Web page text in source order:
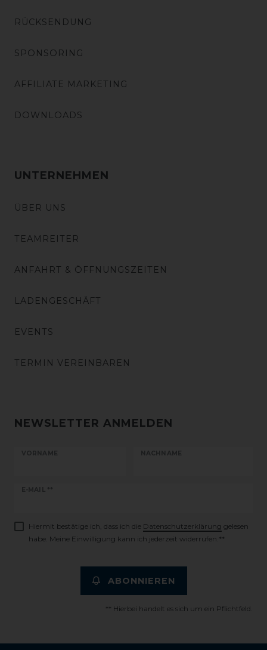
RÜCKSENDUNG
SPONSORING
AFFILIATE MARKETING
DOWNLOADS
UNTERNEHMEN
ÜBER UNS
TEAMREITER
ANFAHRT & ÖFFNUNGSZEITEN
LADENGESCHÄFT
EVENTS
TERMIN VEREINBAREN
NEWSLETTER ANMELDEN
VORNAME NACHNAME
E-MAIL **
Newsletter
Hiermit bestätige ich, dass ich die Daten­schutz­erklärung gelesen
habe. Meine Einwilligung kann ich jederzeit widerrufen.**
ABONNIEREN
** Hierbei handelt es sich um ein Pflichtfeld.